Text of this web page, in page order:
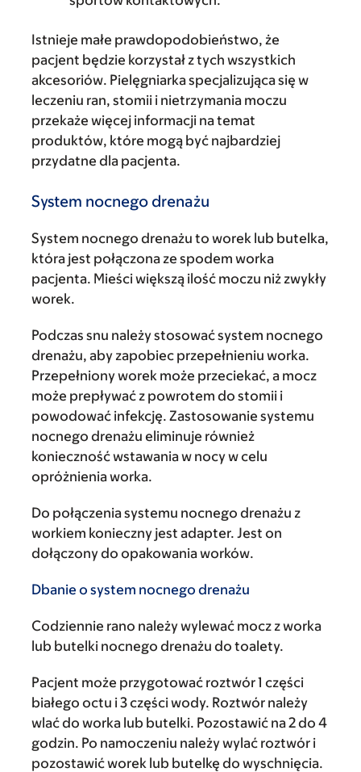
Istnieje małe prawdopodobieństwo, że
pacjent będzie korzystał z tych wszystkich
akcesoriów. Pielęgniarka specjalizująca się w
leczeniu ran, stomii i nietrzymania moczu
przekaże więcej informacji na temat
produktów, które mogą być najbardziej
przydatne dla pacjenta.
System nocnego drenażu
System nocnego drenażu to worek lub butelka,
która jest połączona ze spodem worka
pacjenta. Mieści większą ilość moczu niż zwykły
worek.
Podczas snu należy stosować system nocnego
drenażu, aby zapobiec przepełnieniu worka.
Przepełniony worek może przeciekać, a mocz
może prepływać z powrotem do stomii i
powodować infekcję. Zastosowanie systemu
nocnego drenażu eliminuje również
konieczność wstawania w nocy w celu
opróżnienia worka.
Do połączenia systemu nocnego drenażu z
workiem konieczny jest adapter. Jest on
dołączony do opakowania worków.
Dbanie o system nocnego drenażu
Codziennie rano należy wylewać mocz z worka
lub butelki nocnego drenażu do toalety.
Pacjent może przygotować roztwór 1 części
białego octu i 3 części wody. Roztwór należy
wlać do worka lub butelki. Pozostawić na 2 do 4
godzin. Po namoczeniu należy wylać roztwór i
pozostawić worek lub butelkę do wyschnięcia.